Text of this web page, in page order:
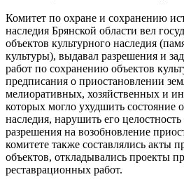
Комитет по охране и сохранению
наследия Брянской области вел
объектов культурного наследия
культуры), выдавал разрешения и
работ по сохранению объектов
предписания о приостановлении
мелиоративных, хозяйственных и
которых могло ухудшить состояние
наследия, нарушить его
разрешения на возобновление
комитете также составлялись акты
объектов, откладывались проекты
реставрационных работ.